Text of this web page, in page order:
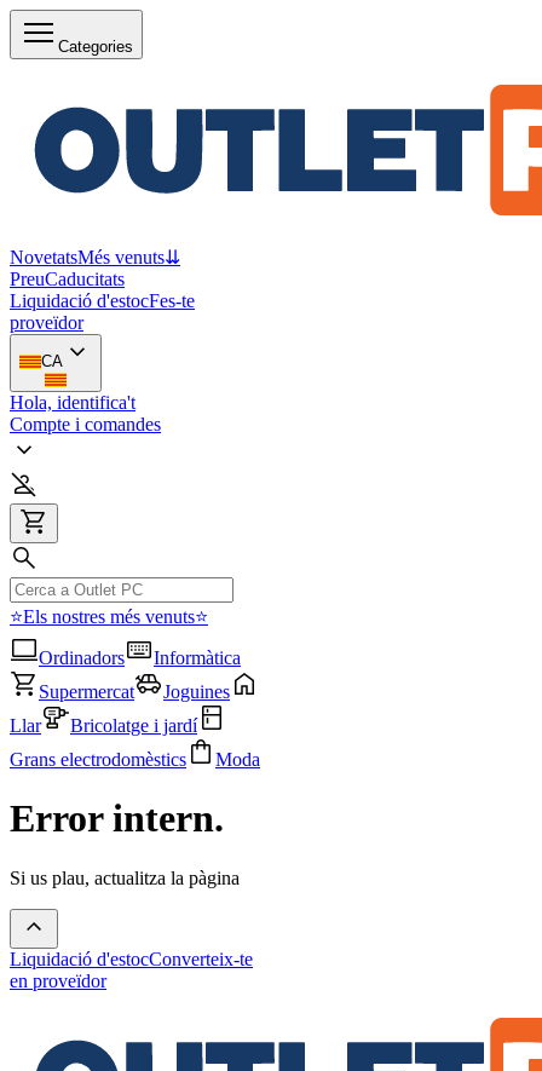
Categories
NovetatsMés venuts⇊
PreuCaducitats
Liquidació d'estocFes-te
proveïdor
CA
Hola, identifica't
Compte i comandes
⭐Els nostres més venuts⭐
Ordinadors
Informàtica
Supermercat
Joguines
Llar
Bricolatge i jardí
Grans electrodomèstics
Moda
Error intern.
Si us plau, actualitza la pàgina
Liquidació d'estocConverteix-te
en proveïdor